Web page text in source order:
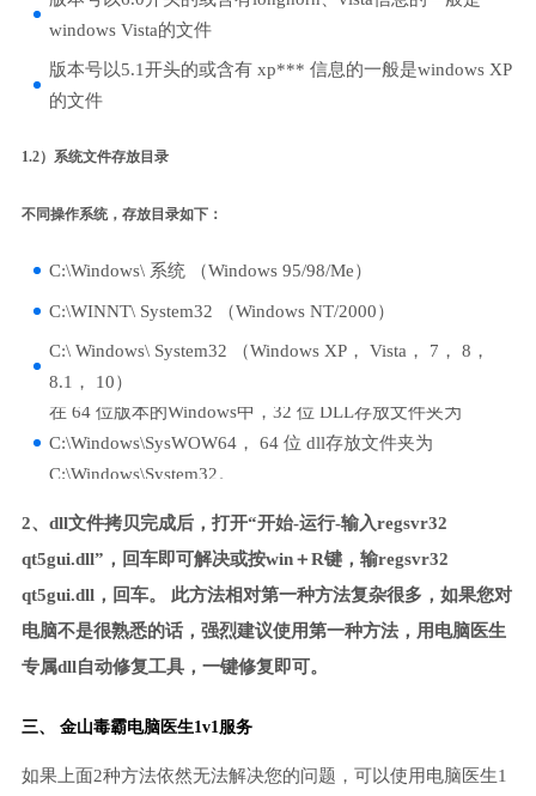
windows Vista的文件
版本号以5.1开头的或含有 xp*** 信息的一般是windows XP
的文件
1.2）系统文件存放目录
不同操作系统，存放目录如下：
C:\Windows\ 系统 （Windows 95/98/Me）
C:\WINNT\ System32 （Windows NT/2000）
C:\ Windows\ System32 （Windows XP， Vista， 7， 8，
8.1， 10）
在 64 位版本的Windows中，32 位 DLL存放文件夹为
C:\Windows\SysWOW64， 64 位 dll存放文件夹为
C:\Windows\System32。
2、dll文件拷贝完成后，打开“开始-运行-输入regsvr32
qt5gui.dll”，回车即可解决或按win＋R键，输regsvr32
qt5gui.dll，回车。 此方法相对第一种方法复杂很多，如果您对
电脑不是很熟悉的话，强烈建议使用第一种方法，用电脑医生
专属dll自动修复工具，一键修复即可。
三、 金山毒霸电脑医生1v1服务
如果上面2种方法依然无法解决您的问题，可以使用电脑医生1